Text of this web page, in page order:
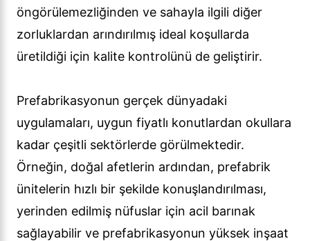
öngörülemezliğinden ve sahayla ilgili diğer
zorluklardan arındırılmış ideal koşullarda
üretildiği için kalite kontrolünü de geliştirir.
Prefabrikasyonun gerçek dünyadaki
uygulamaları, uygun fiyatlı konutlardan okullara
kadar çeşitli sektörlerde görülmektedir.
Örneğin, doğal afetlerin ardından, prefabrik
ünitelerin hızlı bir şekilde konuşlandırılması,
yerinden edilmiş nüfuslar için acil barınak
sağlayabilir ve prefabrikasyonun yüksek inşaat